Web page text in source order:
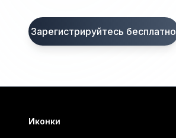
Зарегистрируйтесь бесплатно
Иконки